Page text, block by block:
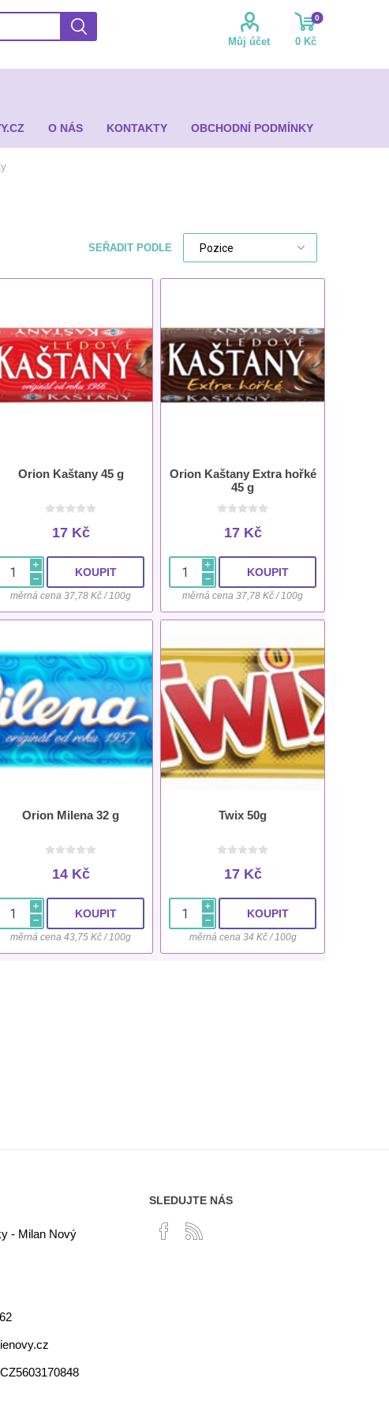
Můj účet
0
0 Kč
O NÁS KONTAKTY OBCHODNÍ PODMÍNKY
SEŘADIT PODLE
Orion Kaštany 45 g
17 Kč
i
h
měrná cena 37,78 Kč / 100g
Orion Kaštany Extra hořké
45 g
17 Kč
i
h
měrná cena 37,78 Kč / 100g
Orion Milena 32 g
14 Kč
i
h
měrná cena 43,75 Kč / 100g
Twix 50g
17 Kč
i
h
měrná cena 34 Kč / 100g
- Milan Nový
SLEDUJTE NÁS